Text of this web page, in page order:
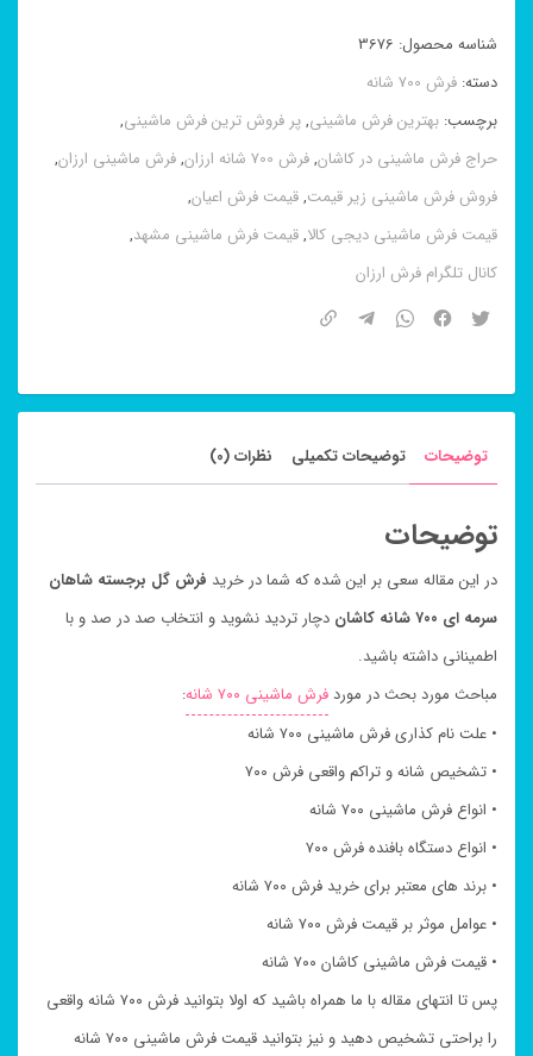
برجسته
شاهان
سرمه
ای
۷۰۰
شانه
عدد
شناسه محصول: 3676
دسته: فرش 700 شانه
برچسب: بهترین فرش ماشینی,پر فروش ترین فرش ماشینی,
حراج فرش ماشینی در کاشان,فرش 700 شانه ارزان ,فرش ماشینی ارزان,
فروش فرش ماشینی زیر قیمت,قیمت فرش اعیان,
قیمت فرش ماشینی دیجی کالا,قیمت فرش ماشینی مشهد,
کانال تلگرام فرش ارزان
توضیحات توضیحات تکمیلی نظرات (0)
توضیحات
در این مقاله سعی بر این شده که شما در خرید فرش گل برجسته شاهان
سرمه ای ۷۰۰ شانه کاشان
دچار تردید نشوید و انتخاب صد در صد و با
اطمینانی داشته باشید.
مباحث مورد بحث در موردفرش ماشینی ۷۰۰ شانه
:
• علت نام کذاری فرش ماشینی ۷۰۰ شانه
• تشخیص شانه و تراکم واقعی فرش ۷۰۰
• انواع فرش ماشینی ۷۰۰ شانه
• انواع دستگاه بافنده فرش ۷۰۰
• برند های معتبر برای خرید فرش ۷۰۰ شانه
• عوامل موثر بر قیمت فرش ۷۰۰ شانه
• قیمت فرش ماشینی کاشان ۷۰۰ شانه
پس تا انتهای مقاله با ما همراه باشید که اولا بتوانید فرش ۷۰۰ شانه واقعی
را براحتی تشخیص دهید و نیز بتوانید قیمت فرش ماشینی ۷۰۰ شانه